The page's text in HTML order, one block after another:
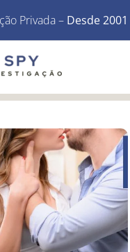
Privada – Desde 2001